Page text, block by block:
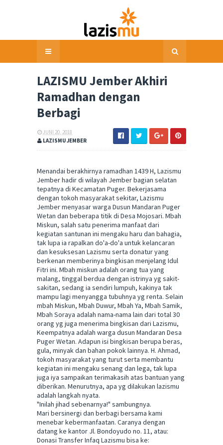
LAZISMU Jember Akhiri
Ramadhan dengan
Berbagi
JUNI 20, 2018
LAZISMU JEMBER
Menandai berakhirnya ramadhan 1439 H, Lazismu
Jember hadir di wilayah Jember bagian selatan
tepatnya di Kecamatan Puger. Bekerjasama
dengan tokoh masyarakat sekitar, Lazismu
Jember menyasar warga Dusun Mandaran Puger
Wetan dan beberapa titik di Desa Mojosari. Mbah
Miskun, salah satu penerima manfaat dari
kegiatan santunan ini mengaku haru dan bahagia,
tak lupa ia rapalkan do'a-do'a untuk kelancaran
dan kesuksesan Lazismu serta donatur yang
berkenan memberinya bingkisan menjelang Idul
Fitri ini. Mbah miskun adalah orang tua yang
malang, tinggal berdua dengan istrinya yg sakit-
sakitan, sedang ia sendiri lumpuh, kakinya tak
mampu lagi menyangga tubuhnya yg renta. Selain
mbah Miskun, Mbah Duwur, Mbah Ya, Mbah Samik,
Mbah Soraya adalah nama-nama lain dari total 30
orang yg juga menerima bingkisan dari Lazismu,
Keempatnya adalah warga dusun Mandaran Desa
Puger Wetan. Adapun isi bingkisan berupa beras,
gula, minyak dan bahan pokok lainnya. H. Ahmad,
tokoh masyarakat yang turut serta membantu
kegiatan ini mengaku senang dan lega, tak lupa
juga iya sampaikan terimakasih atas bantuan yang
diberikan. Menurutnya, apa yg dilakukan lazismu
adalah langkah nyata.
"Inilah jihad sebenarnya!" sambungnya.
Mari bersinergi dan berbagi bersama kami
menebar kebermanfaatan. Caranya dengan
datang ke kantor Jl. Bondoyudo no. 11, atau:
Donasi Transfer Infaq Lazismu bisa ke: